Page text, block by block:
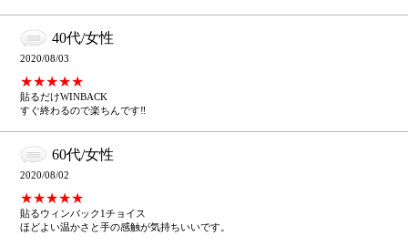
40代/女性
2020/08/03
★★★★★
貼るだけWINBACK
すぐ終わるので楽ちんです‼︎
60代/女性
2020/08/02
★★★★★
貼るウィンバック1チョイス
ほどよい温かさと手の感触が気持ちいいです。